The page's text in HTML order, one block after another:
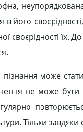
його
своєрідності їх.
пізнання може
не може бути
Тільки